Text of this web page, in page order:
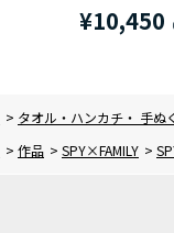
¥10,450
> タオル・ハンカチ・ 手ぬ
> 作品 > SPY×FAMILY >